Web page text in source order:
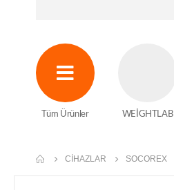
Tüm Ürünler WEİGHTLAB
CIHAZLAR SOCOREX